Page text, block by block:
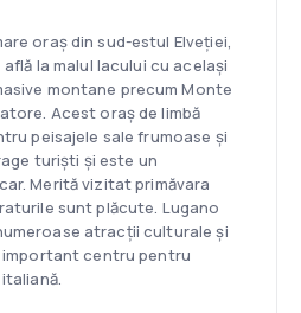
oraș din sud-estul Elveției,
la malul lacului cu același
montane precum Monte
Acest oraș de limbă
peisajele sale frumoase și
turiști și este un
Merită vizitat primăvara
sunt plăcute. Lugano
atracții culturale și
centru pentru